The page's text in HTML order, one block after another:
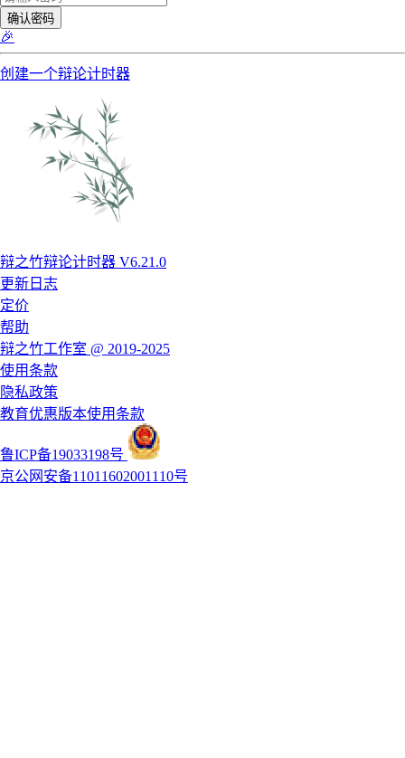
确认密码
🎉
创建一个辩论计时器
辩之竹辩论计时器 V6.21.0
更新日志
定价
帮助
辩之竹工作室 @ 2019-2025
使用条款
隐私政策
教育优惠版本使用条款
鲁ICP备19033198号
京公网安备11011602001110号